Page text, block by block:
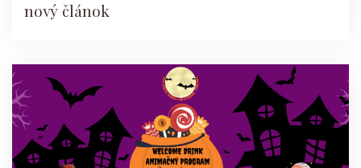
nový článok